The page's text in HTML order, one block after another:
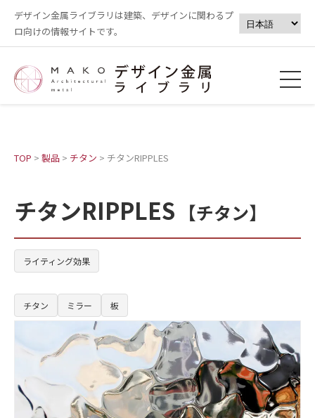
デザイン金属ライブラリは建築、デザインに関わるプ
ロ向けの情報サイトです。
TOP > 製品 > チタン > チタンRIPPLES
チタンRIPPLES 【チタン】
ライティング効果
チタン ミラー 板